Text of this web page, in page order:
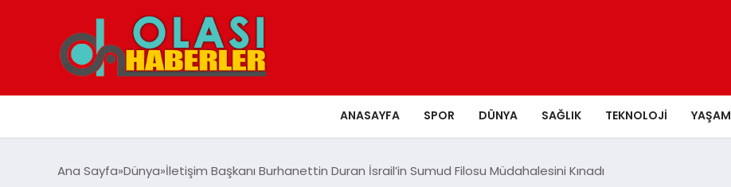
ANASAYFA SPOR DÜNYA SAĞLIK TEKNOLOJI YAŞAM
Ana Sayfa Dünya İletişim Başkanı Burhanettin Duran İsrail’in Sumud Filosu Müdahalesini Kınadı